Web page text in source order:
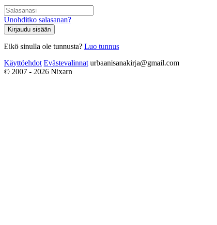
Unohditko salasanan?
Kirjaudu sisään
Eikö sinulla ole tunnusta? Luo tunnus
Käyttöehdot Evästevalinnat urbaanisanakirja@gmail.com
© 2007 - 2026 Nixarn